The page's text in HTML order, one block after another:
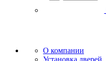
О компании
Установка дверей